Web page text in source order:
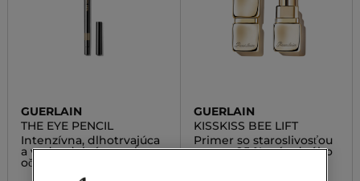
GUERLAIN
THE EYE PENCIL
Intenzívna, dlhotrvajúca
a vodeodolná ceruzka na
oči
GUERLAIN
KISSKISS BEE LIFT
Primer so staroslivosťou
o pery, 95 % prírodného